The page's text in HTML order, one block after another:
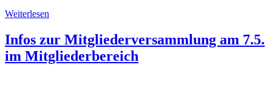
Weiterlesen
Infos zur Mitgliederversammlung am 7.5.
im Mitgliederbereich